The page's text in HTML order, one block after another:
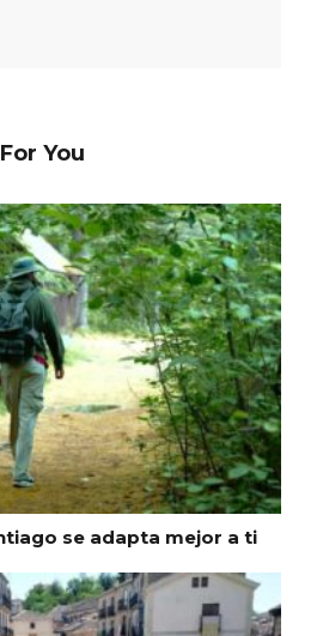
You
se adapta mejor a ti